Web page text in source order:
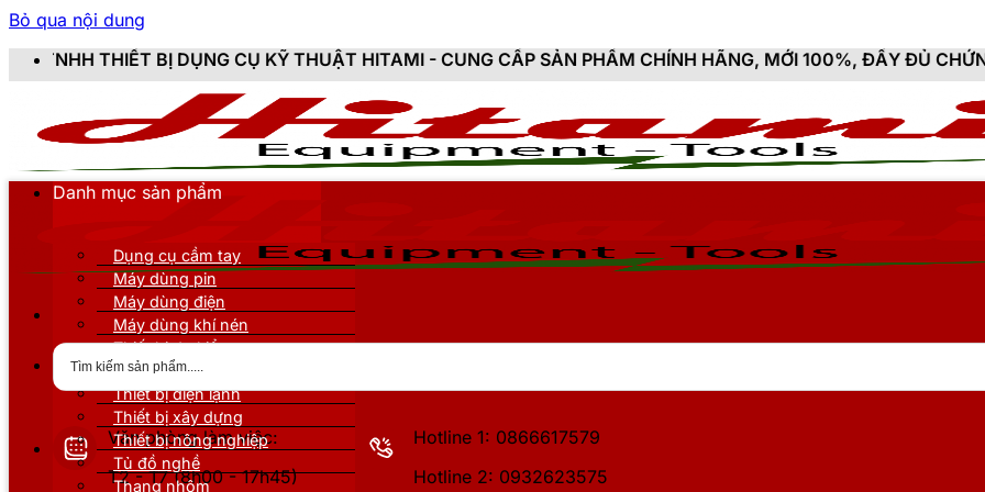
Bỏ qua nội dung
BỊ DỤNG CỤ KỸ THUẬT HITAMI - CUNG CẤP SẢN PHẨM CHÍNH HÃNG, MỚI 100%, ĐẦY ĐỦ CHỨNG TỪ, HÓA ĐƠN
Văn phòng làm việc:
T2 - T7 (8h00 - 17h45)
Hotline 1: 0866617579
Hotline 2: 0932623575
Danh mục sản phẩm
Dụng cụ cầm tay
Máy dùng pin
Máy dùng điện
Máy dùng khí nén
Thiết bị đo kiểm
Thiết bị nâng đỡ
Thiết bị điện lạnh
Thiết bị xây dựng
Thiết bị nông nghiệp
Tủ đồ nghề
Thang nhôm